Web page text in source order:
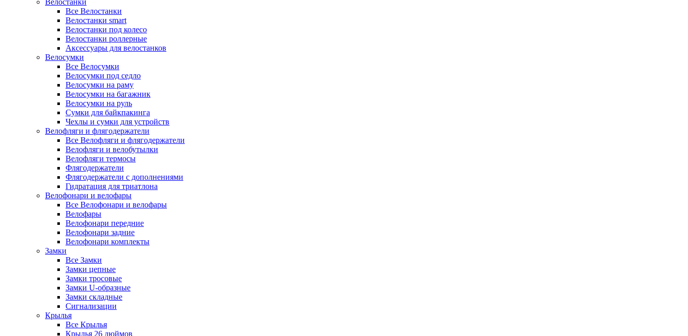
Велостанки
Все Велостанки
Велостанки smart
Велостанки под колесо
Велостанки роллерные
Аксессуары для велостанков
Велосумки
Все Велосумки
Велосумки под седло
Велосумки на раму
Велосумки на багажник
Велосумки на руль
Сумки для байкпакинга
Чехлы и сумки для устройств
Велофляги и флягодержатели
Все Велофляги и флягодержатели
Велофляги и велобутылки
Велофляги термосы
Флягодержатели
Флягодержатели с дополнениями
Гидратация для триатлона
Велофонари и велофары
Все Велофонари и велофары
Велофары
Велофонари передние
Велофонари задние
Велофонари комплекты
Замки
Все Замки
Замки цепные
Замки тросовые
Замки U-образные
Замки складные
Сигнализации
Крылья
Все Крылья
Крылья 26 дюймов